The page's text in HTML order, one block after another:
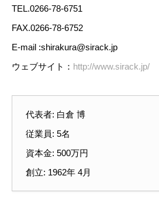
TEL.0266-78-6751
FAX.0266-78-6752
E-mail :shirakura@sirack.jp
ウェブサイト： http://www.sirack.jp/
代表者: 白倉 博
従業員: 5名
資本金: 500万円
創立: 1962年 4月